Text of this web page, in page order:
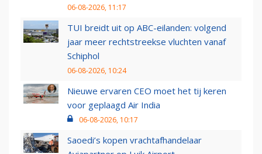
06-08-2026, 11:17
TUI breidt uit op ABC-eilanden: volgend
jaar meer rechtstreekse vluchten vanaf
Schiphol
06-08-2026, 10:24
Nieuwe ervaren CEO moet het tij keren
voor geplaagd Air India
06-08-2026, 10:17
Saoedi’s kopen vrachtafhandelaar